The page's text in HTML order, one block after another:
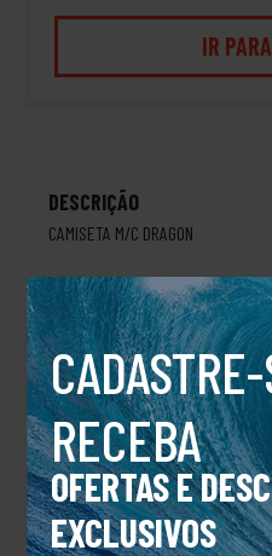
RECEBA
OFERTAS E
EXCLUSIVOS
IR
DESCRIÇÃO
CAMISETA M/C DRAGON
TALVEZ VOCÊ